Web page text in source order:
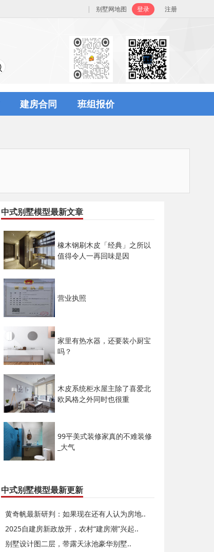
登录 注册
| 别墅网地图
建房合同 班组报价
中式别墅模型最新文章
橡木钢刷木皮「经典」之所以
值得令人一再回味是因
营业执照
家里有热水器，还要装小厨宝
吗？
木皮系统柜水屋主除了喜爱北
欧风格之外同时也很重
99平美式装修家真的不难装修
_大气
中式别墅模型最新更新
黄奇帆最新研判：如果现在还有人认为房地..
2025自建房新政放开，农村“建房潮”兴起..
别墅设计图二层，带露天泳池豪华别墅..